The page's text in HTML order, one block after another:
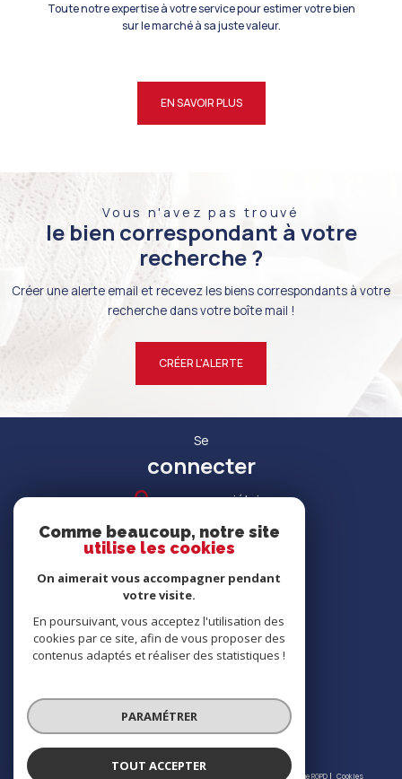
Toute notre expertise à votre service pour estimer votre bien
sur le marché à sa juste valeur.
EN SAVOIR PLUS
Vous n'avez pas trouvé
le bien correspondant à votre
recherche ?
Créer une alerte email et recevez les biens correspondants à votre
recherche dans votre boîte mail !
CRÉER L'ALERTE
Se
connecter
espace propriétaire
Nous
© 2026 | Tous droits réservés | Traduction powered by Google |
Politique RGPD Cookies
Comme beaucoup, notre site
utilise les cookies
On aimerait vous accompagner pendant
votre visite.
En poursuivant, vous acceptez l'utilisation des
cookies par ce site, afin de vous proposer des
contenus adaptés et réaliser des statistiques !
PARAMÉTRER
TOUT ACCEPTER